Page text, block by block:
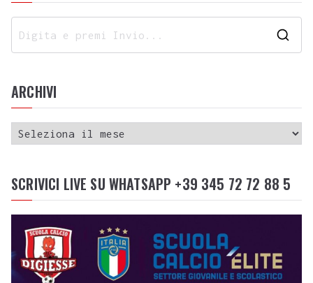
ARCHIVI
SCRIVICI LIVE SU WHATSAPP +39 345 72 72 88 5